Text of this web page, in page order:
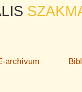
archívum